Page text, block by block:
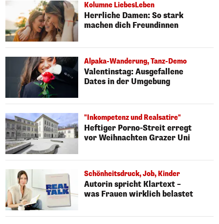
Kolumne LiebesLeben
Herrliche Damen: So stark
machen dich Freundinnen
Alpaka-Wanderung, Tanz-Demo
Valentinstag: Ausgefallene
Dates in der Umgebung
"Inkompetenz und Realsatire"
Heftiger Porno-Streit erregt
vor Weihnachten Grazer Uni
Schönheitsdruck, Job, Kinder
Autorin spricht Klartext –
was Frauen wirklich belastet